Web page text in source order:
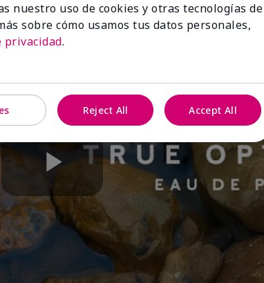
Play
Video
nuestro uso de cookies y otras tecnologías de
sobre cómo usamos tus datos personales,
privacidad.
Reject All Accept All